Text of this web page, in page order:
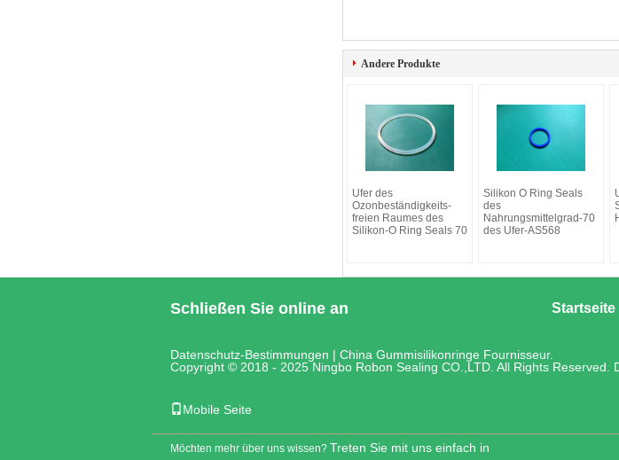
Andere Produkte
Ufer des
Ozonbeständigkeits-
freien Raumes des
Silikon-O Ring Seals 70
Silikon O Ring Seals
des
Nahrungsmittelgrad-70
des Ufer-AS568
Schließen Sie online an Startseite
Datenschutz-Bestimmungen | China Gummisilikonringe Fournisseur.
Copyright © 2018 - 2025 Ningbo Robon Sealing CO.,LTD. All Rights Reserved.
Mobile Seite
Möchten mehr über uns wissen? Treten Sie mit uns einfach in